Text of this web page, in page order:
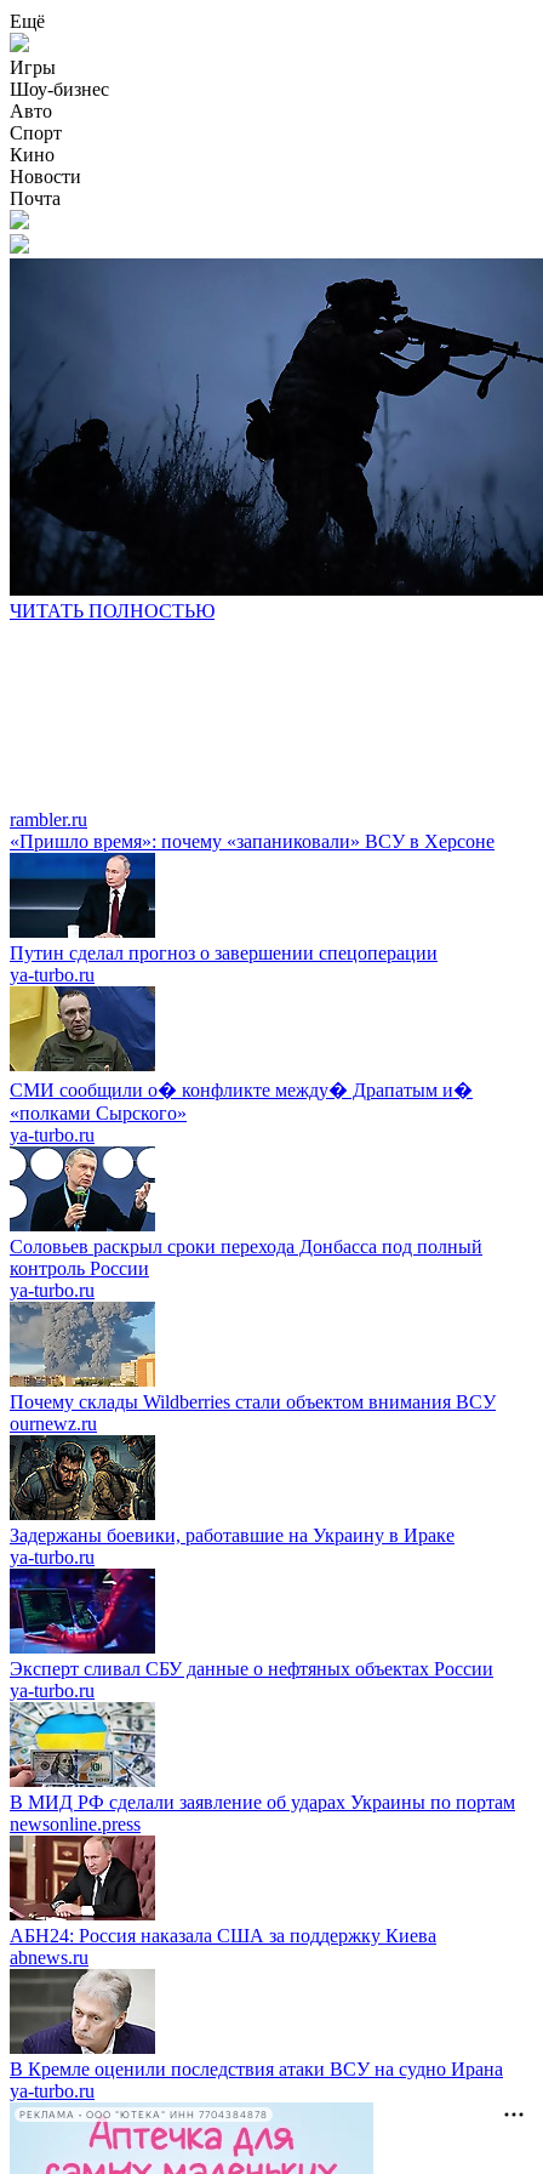
Ещё
Игры
Шоу-бизнес
Авто
Спорт
Кино
Новости
Почта
ЧИТАТЬ ПОЛНОСТЬЮ
rambler.ru
«Пришло время»: почему «запаниковали» ВСУ в Херсоне
Путин сделал прогноз о завершении спецоперации
ya-turbo.ru
СМИ сообщили о� конфликте между� Драпатым и�
«полками Сырского»
ya-turbo.ru
Соловьев раскрыл сроки перехода Донбасса под полный
контроль России
ya-turbo.ru
Почему склады Wildberries стали объектом внимания ВСУ
ournewz.ru
Задержаны боевики, работавшие на Украину в Ираке
ya-turbo.ru
Эксперт сливал СБУ данные о нефтяных объектах России
ya-turbo.ru
В МИД РФ сделали заявление об ударах Украины по портам
newsonline.press
АБН24: Россия наказала США за поддержку Киева
abnews.ru
В Кремле оценили последствия атаки ВСУ на судно Ирана
ya-turbo.ru
РЕКЛАМА • ООО "ЮТЕКА" ИНН 7704384878